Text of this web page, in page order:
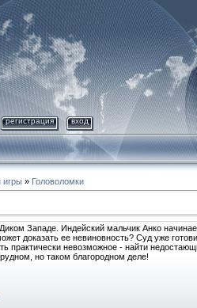
регистрация вход
игры » Головоломки
Западе. Индейский мальчик Анко
доказать ее невиновность? Суд уже
практически невозможное - найти
но таком благородном деле!